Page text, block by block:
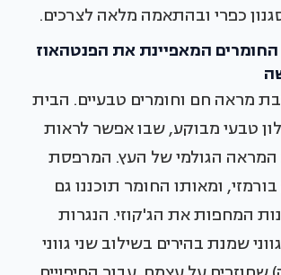
כפרי ובהתאמה מלאה לצרכים.
המאפיינת את הפנטהאוז
מראה חם וחומרים טבעיים. הבית
טבעי מבוקע, שבו אפשר לראות
המראה הגולמי של העץ. המרפסת
ומאותו החומר תוכננו גם
המחפות את הג'קוזי. הנגרות
שמנת בהירים בשילוב שני גווני